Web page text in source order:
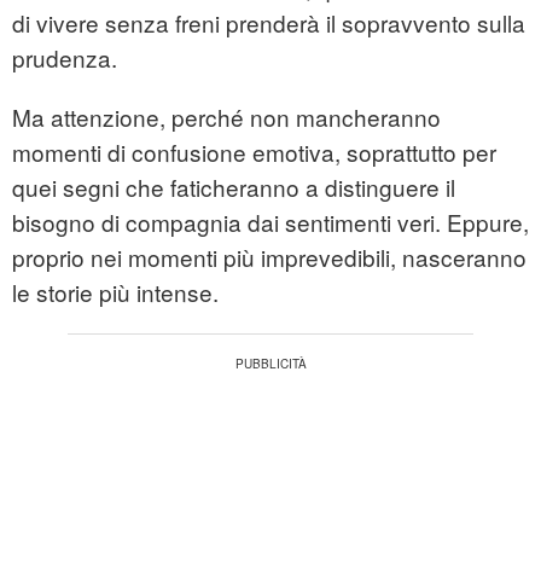
di vivere senza freni prenderà il sopravvento sulla
prudenza.
Ma attenzione, perché non mancheranno
momenti di confusione emotiva, soprattutto per
quei segni che faticheranno a distinguere il
bisogno di compagnia dai sentimenti veri. Eppure,
proprio nei momenti più imprevedibili, nasceranno
le storie più intense.